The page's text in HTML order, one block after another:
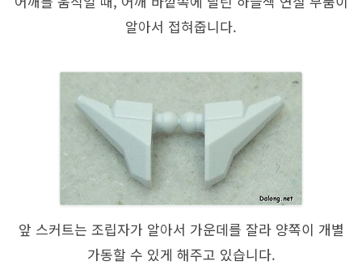
알아서 접혀줍니다.
앞 스커트는 조립자가 알아서 가운데를 잘라 양쪽이 개별
가동할 수 있게 해주고 있습니다.